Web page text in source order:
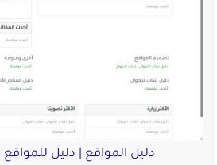
دليل المواقع | دليل